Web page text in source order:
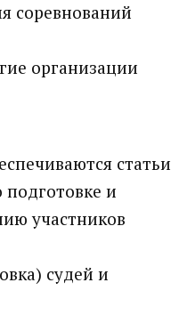
соревнований
организации
статьи
и
участников
судей и